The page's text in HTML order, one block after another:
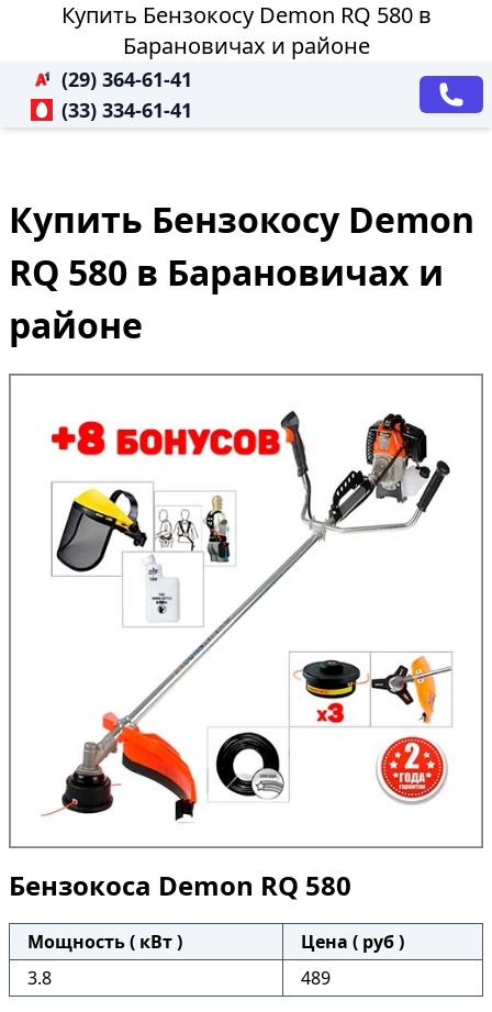
Купить Бензокосу Demon RQ 580 в
Барановичах и районе
(29) 364-61-41
(33) 334-61-41
Купить Бензокосу Demon
RQ 580 в Барановичах и
районе
Бензокоса Demon RQ 580
Мощность ( кВт )
Цена ( руб )
3.8
489